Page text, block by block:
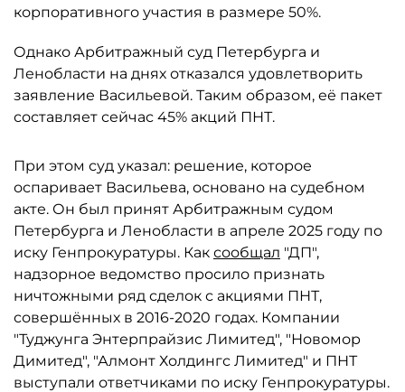
корпоративного участия в размере 50%.
Однако Арбитражный суд Петербурга и
Ленобласти на днях отказался удовлетворить
заявление Васильевой. Таким образом, её пакет
составляет сейчас 45% акций ПНТ.
При этом суд указал: решение, которое
оспаривает Васильева, основано на судебном
акте. Он был принят Арбитражным судом
Петербурга и Ленобласти в апреле 2025 году по
иску Генпрокуратуры. Как сообщал "ДП",
надзорное ведомство просило признать
ничтожными ряд сделок с акциями ПНТ,
совершённых в 2016-2020 годах. Компании
"Туджунга Энтерпрайзис Лимитед", "Новомор
Димитед", "Алмонт Холдингс Лимитед" и ПНТ
выступали ответчиками по иску Генпрокуратуры.